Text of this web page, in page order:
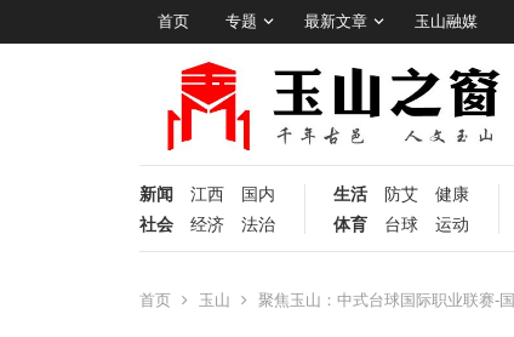
首页 专题 最新文章 玉山融媒
新闻 江西
国内
社会
经济 法治
生活 防艾
健康
体育
台球 运动
首页 玉山 聚焦玉山：中式台球国际职业联赛-